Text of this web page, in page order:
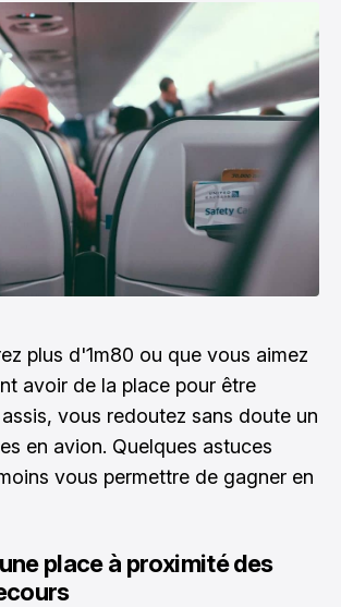
plus d'1m80 ou que vous aimez
avoir de la place pour être
vous redoutez sans doute un
en avion. Quelques astuces
vous permettre de gagner en
place à proximité des